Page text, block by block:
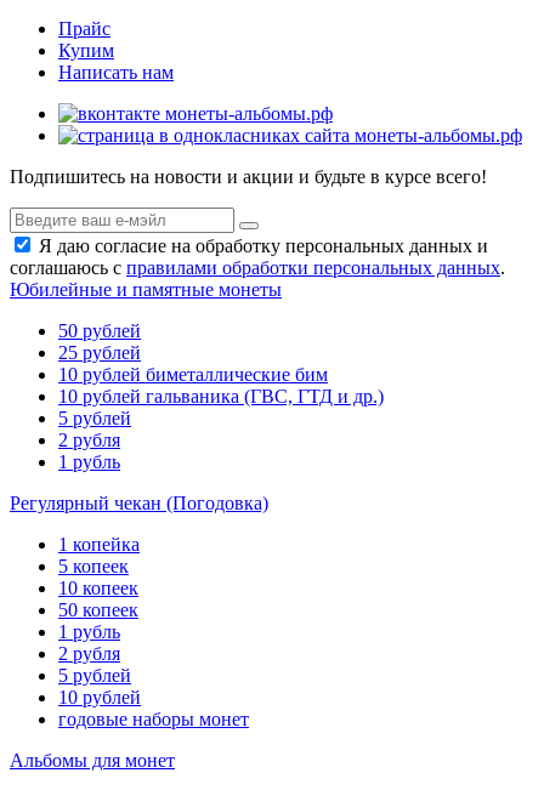
Прайс
Купим
Написать нам
Подпишитесь на новости и акции и будьте в курсе всего!
Я даю согласие на обработку персональных данных и
соглашаюсь с правилами обработки персональных данных.
Юбилейные и памятные монеты
50 рублей
25 рублей
10 рублей биметаллические бим
10 рублей гальваника (ГВС, ГТД и др.)
5 рублей
2 рубля
1 рубль
Регулярный чекан (Погодовка)
1 копейка
5 копеек
10 копеек
50 копеек
1 рубль
2 рубля
5 рублей
10 рублей
годовые наборы монет
Альбомы для монет